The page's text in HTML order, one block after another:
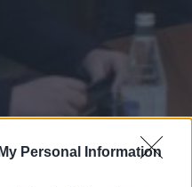
Personal Information